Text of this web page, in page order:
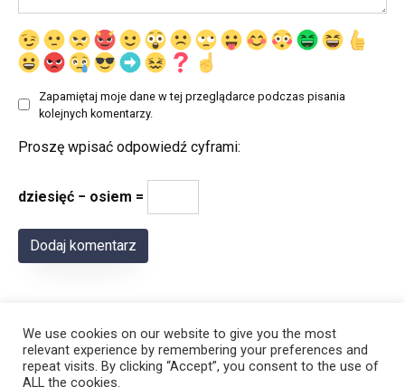
Zapamiętaj moje dane w tej przeglądarce podczas pisania
kolejnych komentarzy.
Proszę wpisać odpowiedź cyframi:
dziesięć − osiem =
We use cookies on our website to give you the most
relevant experience by remembering your preferences and
repeat visits. By clicking “Accept”, you consent to the use of
ALL the cookies.